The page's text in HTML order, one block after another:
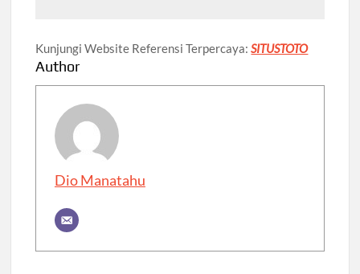
Kunjungi Website Referensi Terpercaya:SITUSTOTO
Author
Dio Manatahu